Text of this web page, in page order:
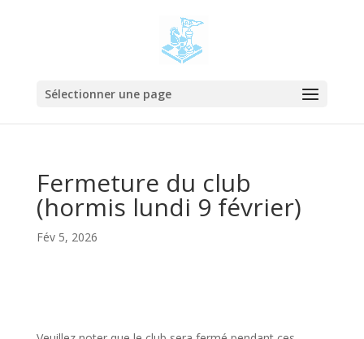
Sélectionner une page
Fermeture du club
(hormis lundi 9 février)
Fév 5, 2026